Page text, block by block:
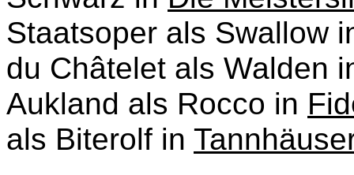
Staatsoper als Swallow
du Châtelet als Walden
Aukland als Rocco in
als Biterolf in